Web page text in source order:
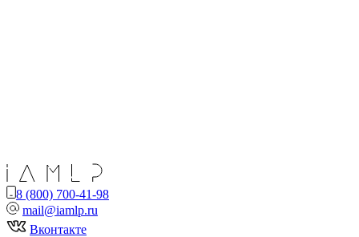
8 (800) 700-41-98
mail@iamlp.ru
Вконтакте